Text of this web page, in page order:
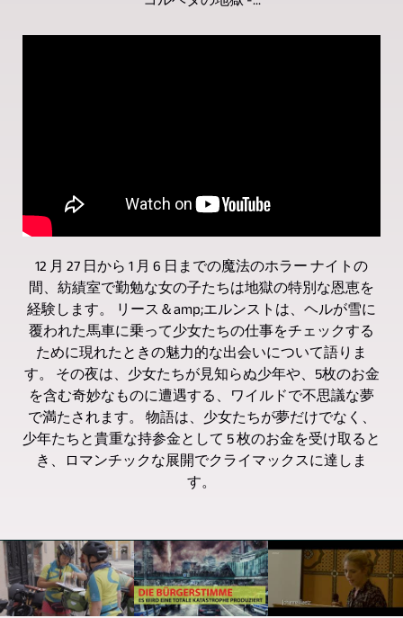
12 月 27 日から 1 月 6 日までの魔法のホラー ナイトの
間、紡績室で勤勉な女の子たちは地獄の特別な恩恵を
経験します。 リース＆amp;エルンストは、ヘルが雪に
覆われた馬車に乗って少女たちの仕事をチェックする
ために現れたときの魅力的な出会いについて語りま
す。 その夜は、少女たちが見知らぬ少年や、5枚のお金
を含む奇妙なものに遭遇する、ワイルドで不思議な夢
で満たされます。 物語は、少女たちが夢だけでなく、
少年たちと貴重な持参金として 5 枚のお金を受け取ると
き、ロマンチックな展開でクライマックスに達しま
す。